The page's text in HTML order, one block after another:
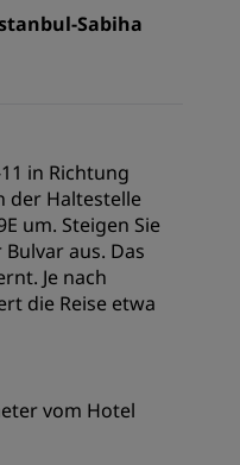
Sabiha
in Richtung
der Haltestelle
um. Steigen Sie
aus. Das
Je nach
die Reise etwa
vom Hotel